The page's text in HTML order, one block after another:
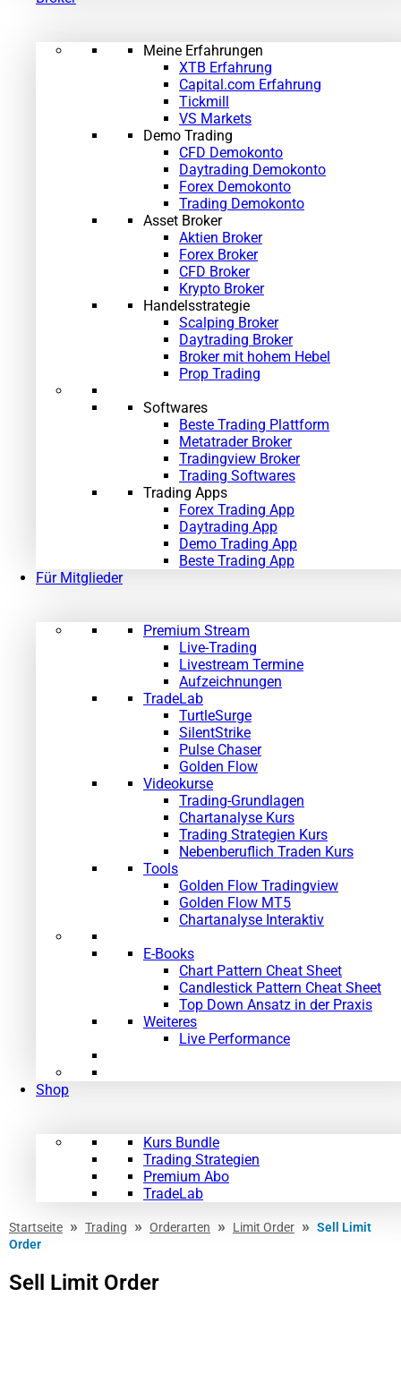
Meine Erfahrungen
XTB Erfahrung
Capital.com Erfahrung
Tickmill
VS Markets
Demo Trading
CFD Demokonto
Daytrading Demokonto
Forex Demokonto
Trading Demokonto
Asset Broker
Aktien Broker
Forex Broker
CFD Broker
Krypto Broker
Handelsstrategie
Scalping Broker
Daytrading Broker
Broker mit hohem Hebel
Prop Trading
Softwares
Beste Trading Plattform
Metatrader Broker
Tradingview Broker
Trading Softwares
Trading Apps
Forex Trading App
Daytrading App
Demo Trading App
Beste Trading App
Für Mitglieder
Premium Stream
Live-Trading
Livestream Termine
Aufzeichnungen
TradeLab
TurtleSurge
SilentStrike
Pulse Chaser
Golden Flow
Videokurse
Trading-Grundlagen
Chartanalyse Kurs
Trading Strategien Kurs
Nebenberuflich Traden Kurs
Tools
Golden Flow Tradingview
Golden Flow MT5
Chartanalyse Interaktiv
E-Books
Chart Pattern Cheat Sheet
Candlestick Pattern Cheat Sheet
Top Down Ansatz in der Praxis
Weiteres
Live Performance
Shop
Kurs Bundle
Trading Strategien
Premium Abo
TradeLab
Startseite » Trading » Orderarten » Limit Order » Sell Limit
Order
Sell Limit Order